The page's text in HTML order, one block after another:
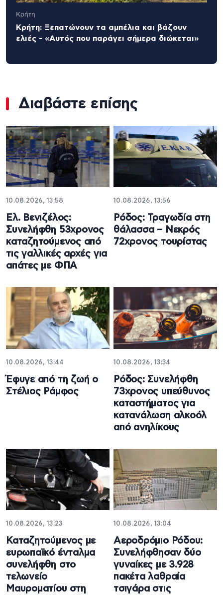
Κρήτη
Κρήτη: Ξεπατώνουν τα αμπέλια και βάζουν
ελιές - «Αυτός που παράγει σήμερα διώκεται»
Διαβάστε επίσης
10.08.2026, 13:58
Ελ. Βενιζέλος:
Συνελήφθη 53χρονος
καταζητούμενος από
τις γαλλικές αρχές για
απάτες με ΦΠΑ
10.08.2026, 13:56
Ρόδος: Τραγωδία στη
θάλασσα – Νεκρός
72χρονος τουρίστας
10.08.2026, 13:44
Έφυγε από τη ζωή ο
Στέλιος Ράμφος
10.08.2026, 13:34
Ρόδος: Συνελήφθη
73χρονος υπεύθυνος
καταστήματος για
κατανάλωση αλκοόλ
από ανηλίκους
10.08.2026, 13:23
Καταζητούμενος με
ευρωπαϊκό ένταλμα
συνελήφθη στο
τελωνείο
Μαυροματίου στη
10.08.2026, 13:04
Αεροδρόμιο Ρόδου:
Συνελήφθησαν δύο
γυναίκες με 3.928
πακέτα λαθραία
τσιγάρα στις